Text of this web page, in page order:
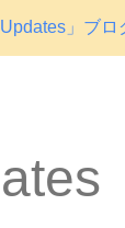
」ブロ